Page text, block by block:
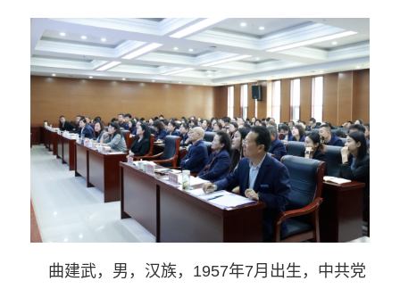
曲建武，男，汉族，1957年7月出生，中共党